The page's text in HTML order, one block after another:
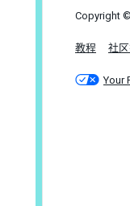
Copyright
教程 社
Your